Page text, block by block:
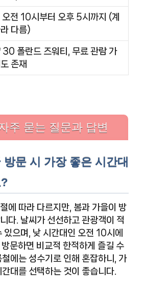
전 10시부터 오후 5시까지 (계
다름)
30 폴란드 즈워티, 무료 관람 가
존재
주 묻는 질문과 답변
문 시 가장 좋은 시간대
에 따라 다르지만, 봄과 가을이 방
다. 날씨가 선선하고 관광객이 적
있으며, 낮 시간대인 오전 10시에
문하면 비교적 한적하게 즐길 수
에는 성수기로 인해 혼잡하니, 가
대를 선택하는 것이 좋습니다.